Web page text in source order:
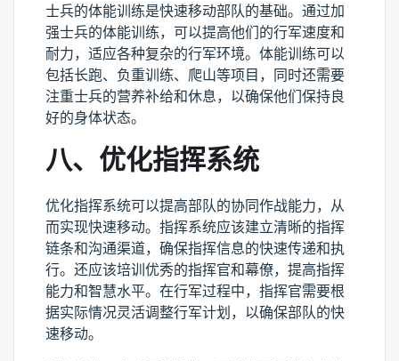
士兵的体能训练是快速移动部队的基础。通过加
强士兵的体能训练，可以提高他们的行军速度和
耐力，适应各种复杂的行军环境。体能训练可以
包括长跑、负重训练、爬山等项目，同时还需要
注重士兵的营养补给和休息，以确保他们保持良
好的身体状态。
八、优化指挥系统
优化指挥系统可以提高部队的协同作战能力，从
而实现快速移动。指挥系统应该建立清晰的指挥
链条和沟通渠道，确保指挥信息的快速传递和执
行。还应该培训优秀的指挥官和幕僚，提高指挥
能力和智慧水平。在行军过程中，指挥官需要根
据实际情况灵活调整行军计划，以确保部队的快
速移动。